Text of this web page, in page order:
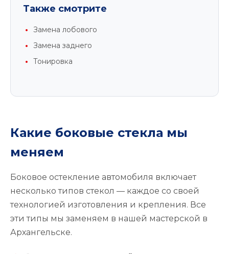
Какие боковые стекла мы
меняем
Боковое остекление автомобиля включает
несколько типов стекол — каждое со своей
технологией изготовления и крепления. Все
эти типы мы заменяем в нашей мастерской в
Архангельске.
Также смотрите
Замена лобового
Замена заднего
Тонировка